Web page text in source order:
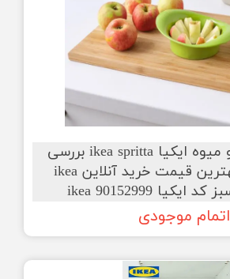
اسلایسر سیب و میوه ایکیا ikea spritta بررسی
مشخصات و بهترین قیمت خرید آنلاین ikea
اتمام موجودی